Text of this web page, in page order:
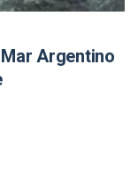
Argentino